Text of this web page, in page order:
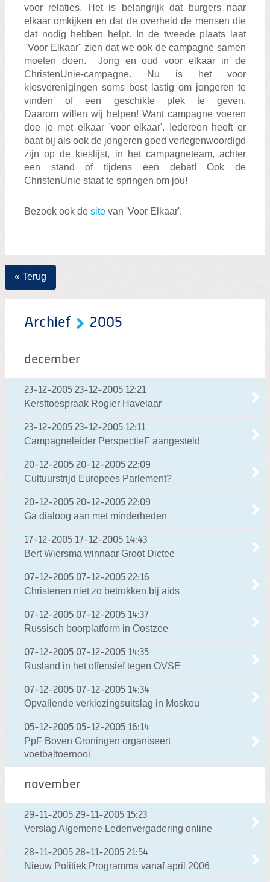
voor relaties. Het is belangrijk dat burgers naar
elkaar omkijken en dat de overheid de mensen die
dat nodig hebben helpt. In de tweede plaats laat
"Voor Elkaar" zien dat we ook de campagne samen
moeten doen. Jong en oud voor elkaar in de
ChristenUnie-campagne. Nu is het voor
kiesverenigingen soms best lastig om jongeren te
vinden of een geschikte plek te geven.
Daarom willen wij helpen! Want campagne voeren
doe je met elkaar 'voor elkaar'. Iedereen heeft er
baat bij als ook de jongeren goed vertegenwoordigd
zijn op de kieslijst, in het campagneteam, achter
een stand of tijdens een debat! Ook de
ChristenUnie staat te springen om jou!
Bezoek ook de site van 'Voor Elkaar'.
« Terug
Archief 2005
december
23-12-2005 23-12-2005 12:21
Kersttoespraak Rogier Havelaar
23-12-2005 23-12-2005 12:11
Campagneleider PerspectieF aangesteld
20-12-2005 20-12-2005 22:09
Cultuurstrijd Europees Parlement?
20-12-2005 20-12-2005 22:09
Ga dialoog aan met minderheden
17-12-2005 17-12-2005 14:43
Bert Wiersma winnaar Groot Dictee
07-12-2005 07-12-2005 22:16
Christenen niet zo betrokken bij aids
07-12-2005 07-12-2005 14:37
Russisch boorplatform in Oostzee
07-12-2005 07-12-2005 14:35
Rusland in het offensief tegen OVSE
07-12-2005 07-12-2005 14:34
Opvallende verkiezingsuitslag in Moskou
05-12-2005 05-12-2005 16:14
PpF Boven Groningen organiseert
voetbaltoernooi
november
29-11-2005 29-11-2005 15:23
Verslag Algemene Ledenvergadering online
28-11-2005 28-11-2005 21:54
Nieuw Politiek Programma vanaf april 2006